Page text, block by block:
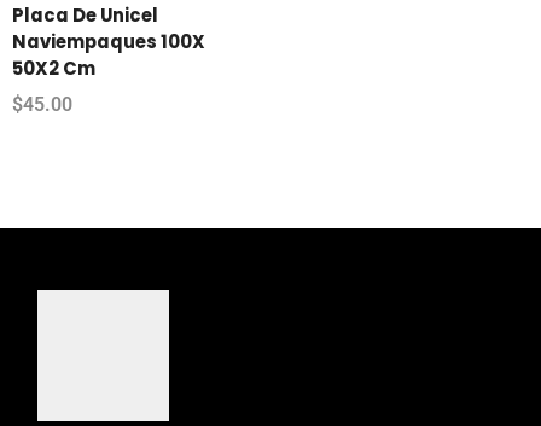
Placa De Unicel
Naviempaques 100X
50X2 Cm
$45.00